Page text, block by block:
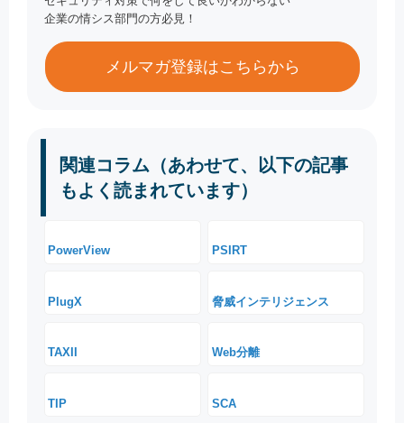
企業の情シス部門の方必見！
メルマガ登録はこちらから
関連コラム（あわせて、以下の記事
もよく読まれています）
PowerView PSIRT
PlugX 脅威インテリジェンス
TAXII Web分離
TIP SCA